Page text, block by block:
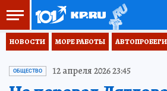
НОВОСТИ МОРЕ РАБОТЫ
ОБЩЕСТВО 12 апреля 2026 23:45